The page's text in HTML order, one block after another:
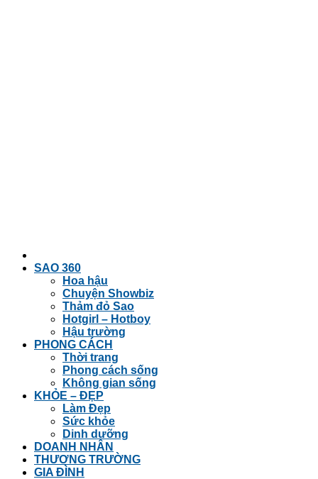
SAO 360
Hoa hậu
Chuyện Showbiz
Thảm đỏ Sao
Hotgirl – Hotboy
Hậu trường
PHONG CÁCH
Thời trang
Phong cách sống
Không gian sống
KHỎE – ĐẸP
Làm Đẹp
Sức khỏe
Dinh dưỡng
DOANH NHÂN
THƯƠNG TRƯỜNG
GIA ĐÌNH